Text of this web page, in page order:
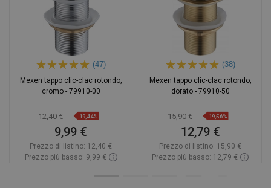
(47)
Mexen tappo clic-clac rotondo,
cromo - 79910-00
12,40 € -19,44%
9,99 €
Prezzo di listino: 12,40 €
Prezzo più basso: 9,99 €
(38)
Mexen tappo clic-clac rotondo,
dorato - 79910-50
15,90 € -19,56%
12,79 €
Prezzo di listino: 15,90 €
Prezzo più basso: 12,79 €